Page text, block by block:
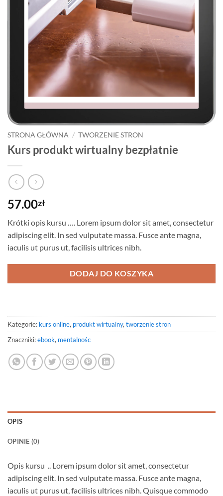
STRONA GŁÓWNA / TWORZENIE STRON
Kurs produkt wirtualny bezpłatnie
57.00zł
Krótki opis kursu …. Lorem ipsum dolor sit amet, consectetur
adipiscing elit. In sed vulputate massa. Fusce ante magna,
iaculis ut purus ut, facilisis ultrices nibh.
DODAJ DO KOSZYKA
Kategorie: kurs online, produkt wirtualny, tworzenie stron
Znaczniki:ebook, mentalnośc
OPIS
OPINIE (0)
Opis kursu .. Lorem ipsum dolor sit amet, consectetur
adipiscing elit. In sed vulputate massa. Fusce ante magna,
iaculis ut purus ut, facilisis ultrices nibh. Quisque commodo